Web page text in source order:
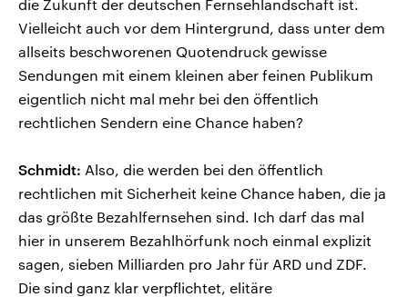
die Zukunft der deutschen Fernsehlandschaft ist.
Vielleicht auch vor dem Hintergrund, dass unter dem
allseits beschworenen Quotendruck gewisse
Sendungen mit einem kleinen aber feinen Publikum
eigentlich nicht mal mehr bei den öffentlich
rechtlichen Sendern eine Chance haben?
Schmidt: Also, die werden bei den öffentlich
rechtlichen mit Sicherheit keine Chance haben, die ja
das größte Bezahlfernsehen sind. Ich darf das mal
hier in unserem Bezahlhörfunk noch einmal explizit
sagen, sieben Milliarden pro Jahr für ARD und ZDF.
Die sind ganz klar verpflichtet, elitäre